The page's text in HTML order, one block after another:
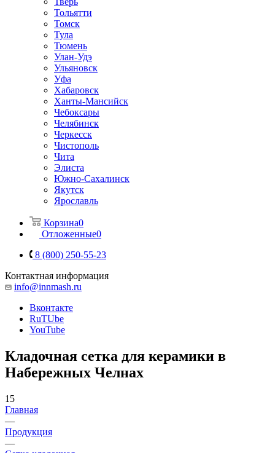
Тольятти
Томск
Тула
Тюмень
Улан-Удэ
Ульяновск
Уфа
Хабаровск
Ханты-Мансийск
Чебоксары
Челябинск
Черкесск
Чистополь
Чита
Элиста
Южно-Сахалинск
Якутск
Ярославль
Корзина0
Отложенные0
8 (800) 250-55-23
Контактная информация
info@innmash.ru
Вконтакте
RuTUbe
YouTube
Кладочная сетка для керамики в
Набережных Челнах
15
Главная
—
Продукция
—